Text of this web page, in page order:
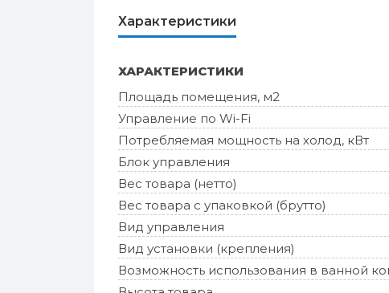
Характеристики
ХАРАКТЕРИСТИКИ
Площадь помещения, м2
Управление по Wi-Fi
Потребляемая мощность на холод, кВт
Блок управления
Вес товара (нетто)
Вес товара с упаковкой (брутто)
Вид управления
Вид установки (крепления)
Возможность использования в ванной